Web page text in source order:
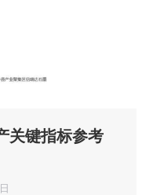
关键指标参考